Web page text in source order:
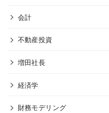
会計
不動産投資
増田社長
経済学
財務モデリング